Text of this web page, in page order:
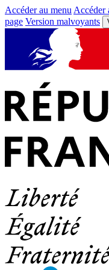
Accéder au menu Accéder
page Version malvoyants